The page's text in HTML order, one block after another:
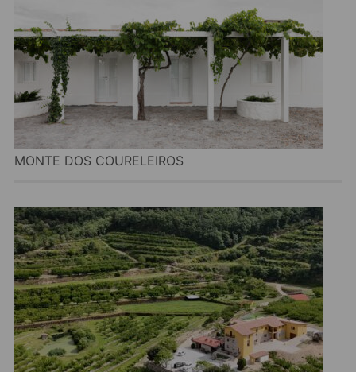
MONTE DOS COURELEIROS